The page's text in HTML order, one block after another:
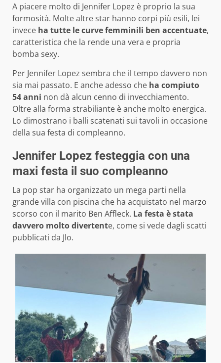
A piacere molto di Jennifer Lopez è proprio la sua
formosità. Molte altre star hanno corpi più esili, lei
invece ha tutte le curve femminili ben accentuate,
caratteristica che la rende una vera e propria
bomba sexy.
Per Jennifer Lopez sembra che il tempo davvero non
sia mai passato. E anche adesso che ha compiuto
54 anni non dà alcun cenno di invecchiamento.
Oltre alla forma strabiliante è anche molto energica.
Lo dimostrano i balli scatenati sui tavoli in occasione
della sua festa di compleanno.
Jennifer Lopez festeggia con una
maxi festa il suo compleanno
La pop star ha organizzato un mega parti nella
grande villa con piscina che ha acquistato nel marzo
scorso con il marito Ben Affleck. La festa è stata
davvero molto divertente, come si vede dagli scatti
pubblicati da Jlo.